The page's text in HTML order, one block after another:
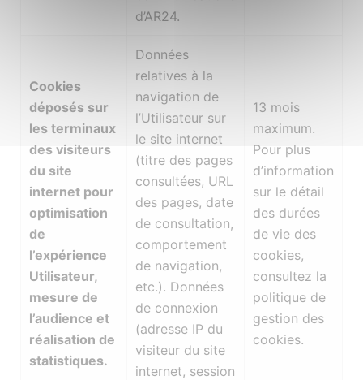
d’AR24.
Cookies
déposés sur
les terminaux
des visiteurs
du site
internet pour
optimisation
de
l’expérience
Utilisateur,
mesure de
l’audience et
réalisation de
statistiques.
Données
relatives à la
navigation de
l’Utilisateur sur
le site internet
(titre des pages
consultées, URL
des pages, date
de consultation,
comportement
de navigation,
etc.). Données
de connexion
(adresse IP du
visiteur du site
internet, session
13 mois
maximum.
Pour plus
d’information
sur le détail
des durées
de vie des
cookies,
consultez la
politique de
gestion des
cookies.